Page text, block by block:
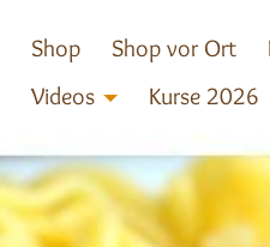
Shop Shop vor Ort
Videos
Kurse 2026